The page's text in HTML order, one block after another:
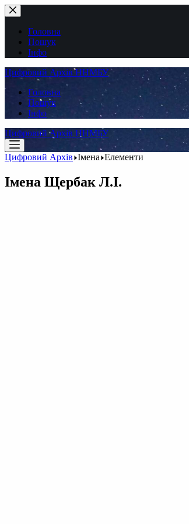
Перейти
до
вмістуГоловна
Пошук
Інфо
Цифровий Архів ННМБУ
Головна
Пошук
Інфо
Цифровий Архів ННМБУ
Цифровий Архів Імена Елементи
Імена Щербак Л.І.